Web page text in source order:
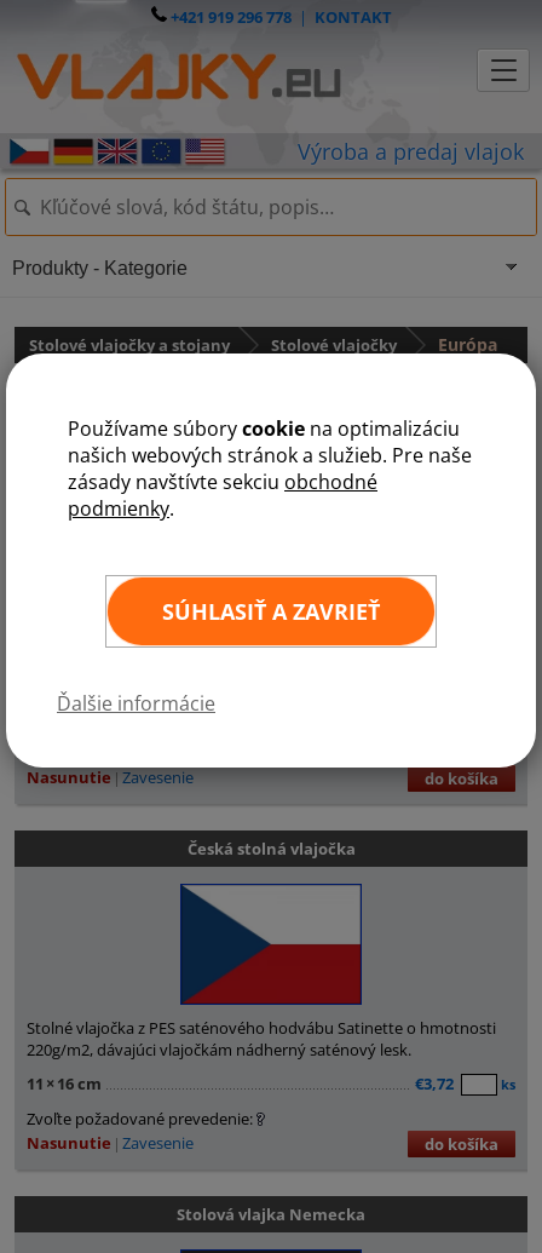
Používame súborycookie na optimalizáciu
našich webových stránok a služieb. Pre naše
zásady navštívte sekciu obchodné
podmienky.
SÚHLASIŤ A ZAVRIEŤ
Ďalšie informácie
+421 919 296 778| KONTAKT
Stolové vlajočky a stojany Stolové vlajočky Európa
Slovenská stolná vlajočka
16 cm
Nasunutie Zavesenie do košíka
Česká stolná vlajočka
Stolné vlajočka z PES saténového hodvábu Satinette o hmotnosti
220g/m2, dávajúci vlajočkám nádherný saténový lesk.
11 × 16 cm €3,72 ks
Zvoľte požadované prevedenie:
Nasunutie Zavesenie do košíka
Stolová vlajka Nemecka
Produkty - Kategorie